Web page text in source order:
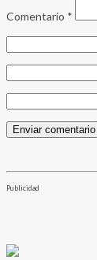
Comentario *
Publicidad